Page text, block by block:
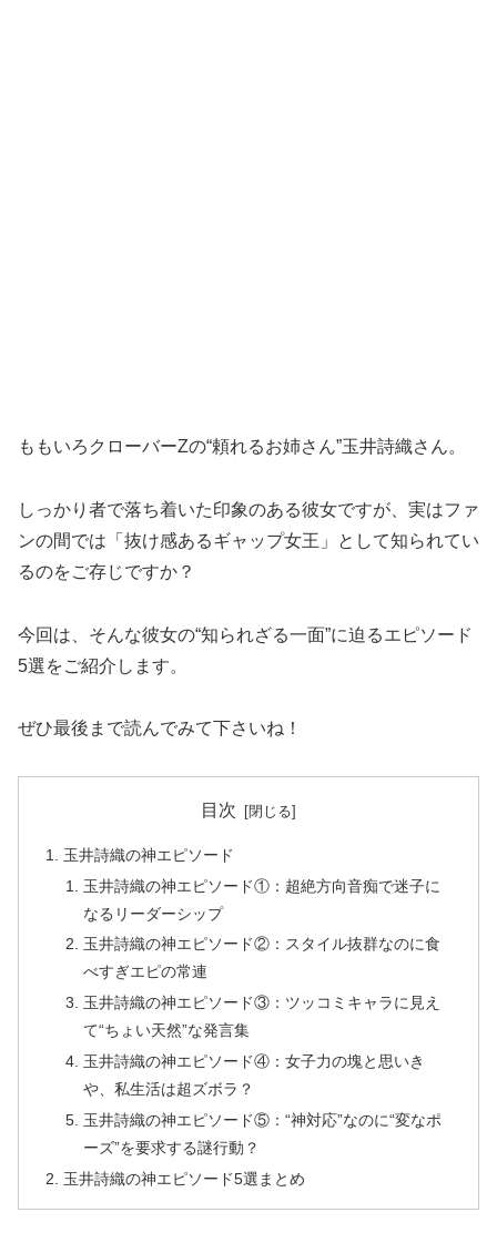
ももいろクローバーZの“頼れるお姉さん”玉井詩織さん。
しっかり者で落ち着いた印象のある彼女ですが、実はファ
ンの間では「抜け感あるギャップ女王」として知られてい
るのをご存じですか？
今回は、そんな彼女の“知られざる一面”に迫るエピソード
5選をご紹介します。
ぜひ最後まで読んでみて下さいね！
目次
玉井詩織の神エピソード
玉井詩織の神エピソード①：超絶方向音痴で迷子に
なるリーダーシップ
玉井詩織の神エピソード②：スタイル抜群なのに食
べすぎエピの常連
玉井詩織の神エピソード③：ツッコミキャラに見え
て“ちょい天然”な発言集
玉井詩織の神エピソード④：女子力の塊と思いき
や、私生活は超ズボラ？
玉井詩織の神エピソード⑤：“神対応”なのに“変なポ
ーズ”を要求する謎行動？
玉井詩織の神エピソード5選まとめ